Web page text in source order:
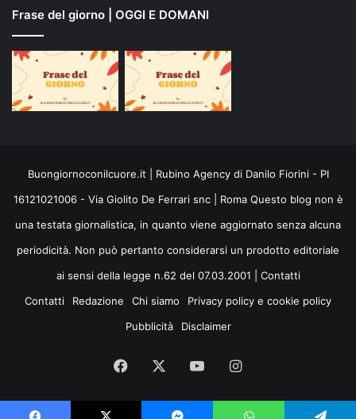
Frase del giorno | OGGI E DOMANI
Buongiornoconilcuore.it | Rubino Agency di Danilo Fiorini - PI
16121021006 - Via Giolito De Ferrari snc | Roma Questo blog non è
una testata giornalistica, in quanto viene aggiornato senza alcuna
periodicità. Non può pertanto considerarsi un prodotto editoriale
ai sensi della legge n.62 del 07.03.2001 | Contatti
Contatti
Redazione Chi siamo
Privacy policy e cookie policy
Pubblicità
Disclaimer